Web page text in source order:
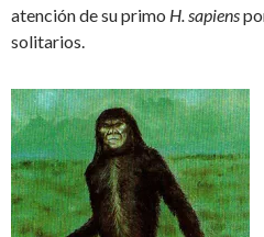
atención de su primo H. sapiens
solitarios.